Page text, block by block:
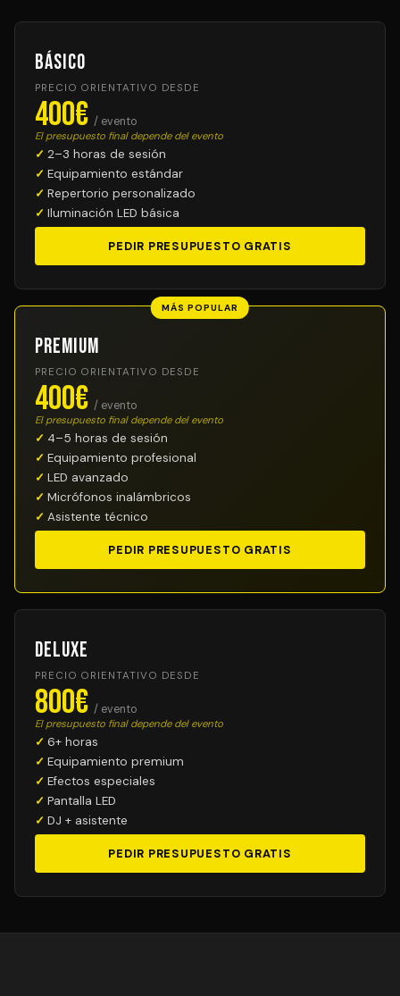
Básico
PRECIO ORIENTATIVO DESDE
400€ / evento
El presupuesto final depende del evento
2–3 horas de sesión
Equipamiento estándar
Repertorio personalizado
Iluminación LED básica
PEDIR PRESUPUESTO GRATIS
MÁS POPULAR
Premium
PRECIO ORIENTATIVO DESDE
400€ / evento
El presupuesto final depende del evento
4–5 horas de sesión
Equipamiento profesional
LED avanzado
Micrófonos inalámbricos
Asistente técnico
PEDIR PRESUPUESTO GRATIS
Deluxe
PRECIO ORIENTATIVO DESDE
800€ / evento
El presupuesto final depende del evento
6+ horas
Equipamiento premium
Efectos especiales
Pantalla LED
DJ + asistente
PEDIR PRESUPUESTO GRATIS